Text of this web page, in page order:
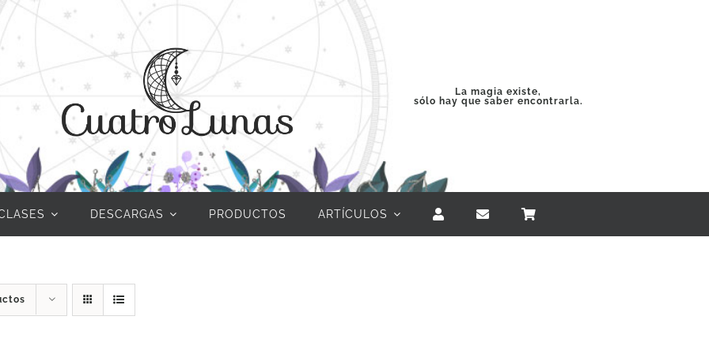
La magia existe,
sólo hay que saber encontrarla.
DESCARGAS PRODUCTOS ARTÍCULOS